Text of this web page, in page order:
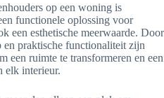
op een woning is
functionele oplossing voor
een esthetische meerwaarde. Door
praktische functionaliteit zijn
een ruimte te transformeren en een
elk interieur.